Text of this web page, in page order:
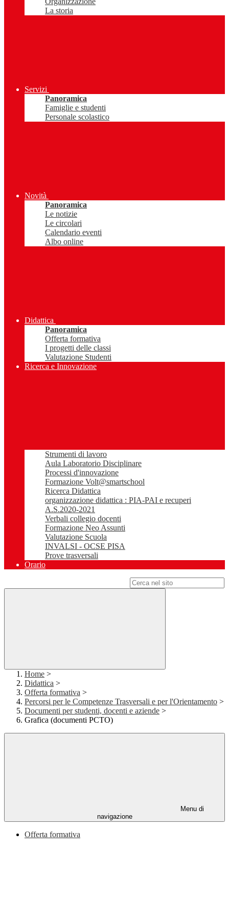
La storia
Servizi
Panoramica
Famiglie e studenti
Personale scolastico
Novità
Panoramica
Le notizie
Le circolari
Calendario eventi
Albo online
Didattica
Panoramica
Offerta formativa
I progetti delle classi
Valutazione Studenti
Ricerca e Innovazione
Strumenti di lavoro
Aula Laboratorio Disciplinare
Processi d'innovazione
Formazione Volt@smartschool
Ricerca Didattica
organizzazione didattica : PIA-PAI e recuperi
A.S.2020-2021
Verbali collegio docenti
Formazione Neo Assunti
Valutazione Scuola
INVALSI - OCSE PISA
Prove trasversali
Orario
Home >
Didattica >
Offerta formativa >
Percorsi per le Competenze Trasversali e per l'Orientamento >
Documenti per studenti, docenti e aziende >
Grafica (documenti PCTO)
Menu di
navigazione
Offerta formativa